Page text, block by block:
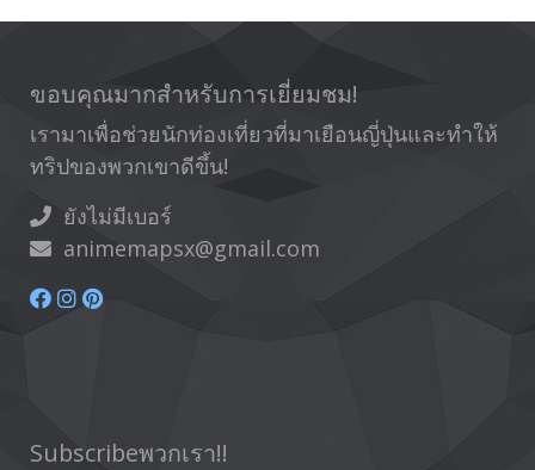
ขอบคุณมากสำหรับการเยี่ยมชม!
เรามาเพื่อช่วยนักท่องเที่ยวที่มาเยือนญี่ปุ่นและทำให้
ทริปของพวกเขาดีขึ้น!
ยังไม่มีเบอร์
animemapsx@gmail.com
Subscribeพวกเรา!!